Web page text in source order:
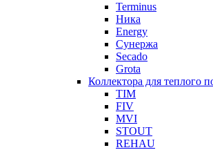
Terminus
Ника
Energy
Сунержа
Secado
Grota
Коллектора для теплого
TIM
FIV
MVI
STOUT
REHAU